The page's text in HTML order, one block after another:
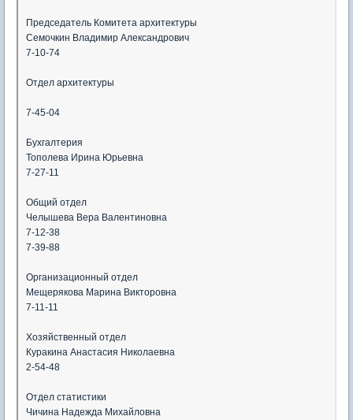
Председатель Комитета архитектуры
Семочкин Владимир Александрович
7-10-74
Отдел архитектуры
7-45-04
Бухгалтерия
Тополева Ирина Юрьевна
7-27-11
Общий отдел
Челышева Вера Валентиновна
7-12-38
7-39-88
Организационный отдел
Мещерякова Марина Викторовна
7-11-11
Хозяйственный отдел
Куракина Анастасия Николаевна
2-54-48
Отдел статистики
Чичина Надежда Михайловна